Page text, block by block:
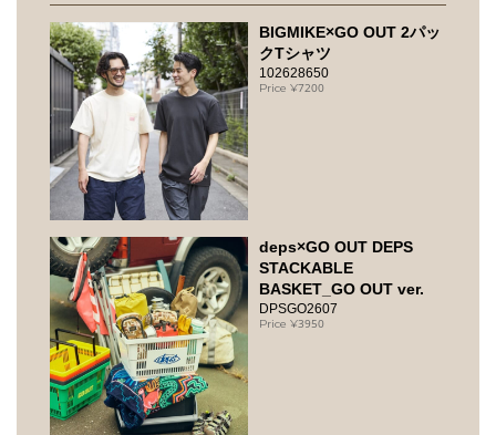
BIGMIKE×GO OUT 2パッ
クTシャツ
102628650
7200
deps×GO OUT DEPS
STACKABLE
BASKET_GO OUT ver.
DPSGO2607
3950